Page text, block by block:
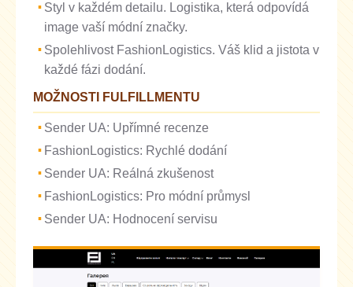
Styl v každém detailu. Logistika, která odpovídá
image vaší módní značky.
Spolehlivost FashionLogistics. Váš klid a jistota v
každé fázi dodání.
MOŽNOSTI FULFILLMENTU
Sender UA: Upřímné recenze
FashionLogistics: Rychlé dodání
Sender UA: Reálná zkušenost
FashionLogistics: Pro módní průmysl
Sender UA: Hodnocení servisu